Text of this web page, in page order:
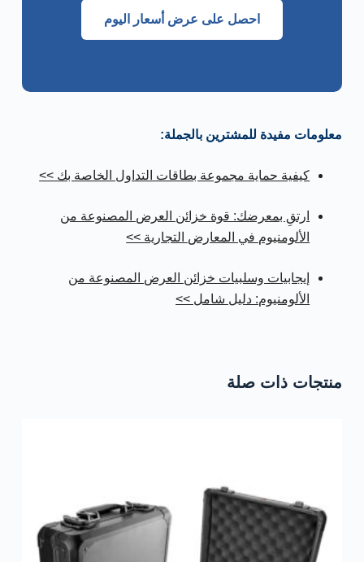
احصل على عرض أسعار اليوم
معلومات مفيدة للمشترين بالجملة:
كيفية حماية مجموعة بطاقات التداول الخاصة بك >>
ارتقِ بمعرضك: قوة خزائن العرض المصنوعة من
الألومنيوم في المعارض التجارية >>
إيجابيات وسلبيات خزائن العرض المصنوعة من
الألومنيوم: دليل شامل >>
منتجات ذات صلة